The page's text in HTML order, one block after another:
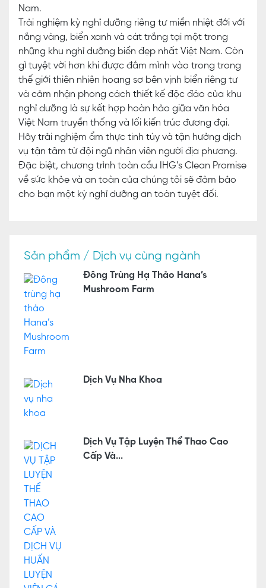
Nam.
Trải nghiệm kỳ nghỉ dưỡng riêng tư miền nhiệt đới với
nắng vàng, biển xanh và cát trắng tại một trong
những khu nghỉ dưỡng biển đẹp nhất Việt Nam. Còn
gì tuyệt vời hơn khi được đắm mình vào trong trong
thế giới thiên nhiên hoang sơ bên vịnh biển riêng tư
và cảm nhận phong cách thiết kế độc đáo của khu
nghỉ dưỡng là sự kết hợp hoàn hảo giữa văn hóa
Việt Nam truyền thống và lối kiến trúc đương đại.
Hãy trải nghiệm ẩm thực tinh túy và tận hưởng dịch
vụ tận tâm từ đội ngũ nhân viên người địa phương.
Đặc biệt, chương trình toàn cầu IHG’s Clean Promise
về sức khỏe và an toàn của chúng tôi sẽ đảm bảo
cho bạn một kỳ nghỉ dưỡng an toàn tuyệt đối.
Sản phẩm / Dịch vụ cùng ngành
Đông Trùng Hạ Thảo Hana’s
Mushroom Farm
Dịch Vụ Nha Khoa
Dịch Vụ Tập Luyện Thể Thao Cao
Cấp Và...